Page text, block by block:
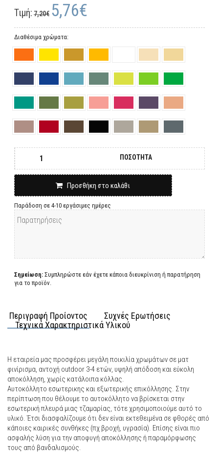
Τιμή: 7,20€ 5,76€
Διαθέσιμα χρώματα:
ΠΟΣΟΤΗΤΑ
Προσθήκη στο καλάθι
Παράδοση σε 4-10 εργάσιμες ημέρες
Σημείωση: Συμπληρώστε εάν έχετε κάποια διευκρίνιση ή παρατήρηση
για το προϊόν.
Περιγραφή Προίοντος
Συχνές Ερωτήσεις
Τεχνικά Χαρακτηριστικά Υλικού
Η εταιρεία μας προσφέρει μεγάλη ποικιλία χρωμάτων σε ματ
φινίρισμα, αντοχή outdoor 3-4 ετών, υψηλή απόδοση και εύκολη
αποκόλληση, χωρίς κατάλοιπα κόλλας.
Αυτοκόλλητο εσωτερικης και εξωτερικής επικόλλησης. Στην
περίπτωση που θέλουμε το αυτοκόλλητο να βρίσκεται στην
εσωτερική πλευρά μιας τζαμαρίας, τότε χρησιμοποιούμε αυτό το
υλικό. Έτσι διασφαλίζουμε ότι δεν είναι εκτεθειμένα σε φθορές από
κάποιες καιρικές συνθήκες (πχ βροχή, υγρασία). Επίσης είναι πιο
ασφαλής λύση για την αποφυγή αποκόλλησης ή παραμόρφωσης
τους από βανδαλισμούς.